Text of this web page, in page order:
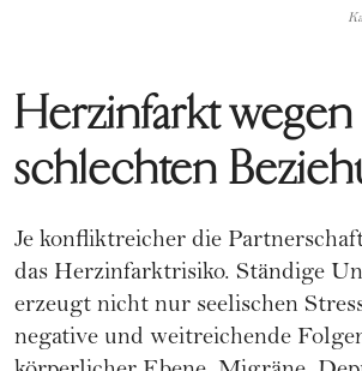
Herzinfarkt
schlechten
Je konfliktreicher die
das Herzinfarktrisiko. Ständige
erzeugt nicht nur seelischen
negative und weitreichende